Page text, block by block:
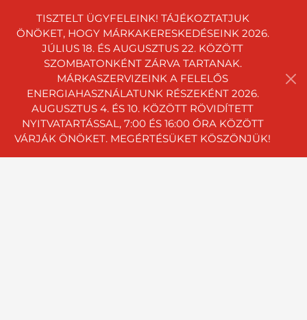
TISZTELT ÜGYFELEINK! TÁJÉKOZTATJUK
ÖNÖKET, HOGY MÁRKAKERESKEDÉSEINK 2026.
JÚLIUS 18. ÉS AUGUSZTUS 22. KÖZÖTT
SZOMBATONKÉNT ZÁRVA TARTANAK.
MÁRKASZERVIZEINK A FELELŐS
ENERGIAHASZNÁLATUNK RÉSZEKÉNT 2026.
AUGUSZTUS 4. ÉS 10. KÖZÖTT RÖVIDÍTETT
NYITVATARTÁSSAL, 7:00 ÉS 16:00 ÓRA KÖZÖTT
VÁRJÁK ÖNÖKET. MEGÉRTÉSÜKET KÖSZÖNJÜK!